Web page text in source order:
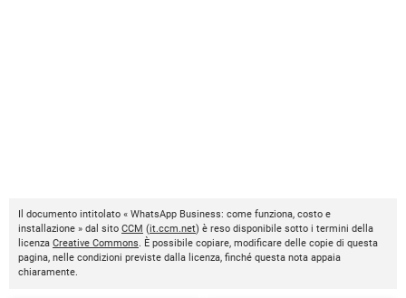
Il documento intitolato « WhatsApp Business: come funziona, costo e
installazione » dal sito CCM (it.ccm.net) è reso disponibile sotto i termini della
licenza Creative Commons. È possibile copiare, modificare delle copie di questa
pagina, nelle condizioni previste dalla licenza, finché questa nota appaia
chiaramente.